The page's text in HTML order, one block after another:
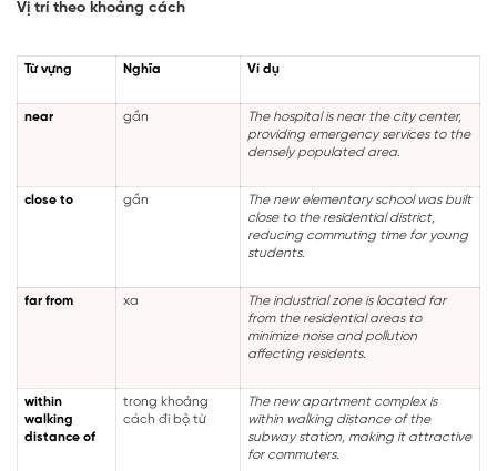
Vị trí theo khoảng cách
Từ vựng Nghĩa Ví dụ
near gần
The hospital is near the city center,
providing emergency services to the
densely populated area.
close to gần
The new elementary school was built
close to the residential district,
reducing commuting time for young
students.
far from xa
The industrial zone is located far
from the residential areas to
minimize noise and pollution
affecting residents.
within
walking
distance of
trong khoảng
cách đi bộ từ
The new apartment complex is
within walking distance of the
subway station, making it attractive
for commuters.